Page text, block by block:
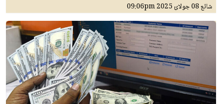
شائع08 جولائ 2025 09:06pm